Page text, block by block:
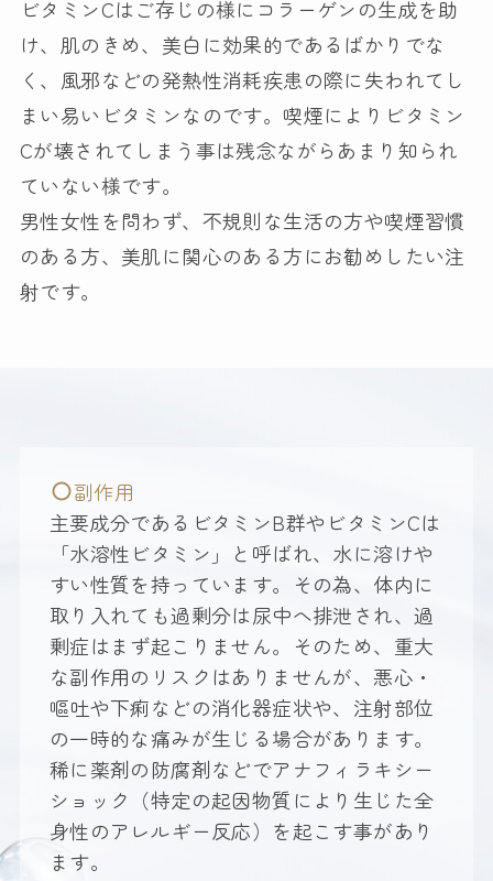
ビタミンCはご存じの様にコラーゲンの生成を助
け、肌のきめ、美白に効果的であるばかりでな
く、風邪などの発熱性消耗疾患の際に失われてし
まい易いビタミンなのです。喫煙によりビタミン
Cが壊されてしまう事は残念ながらあまり知られ
ていない様です。
男性女性を問わず、不規則な生活の方や喫煙習慣
のある方、美肌に関心のある方にお勧めしたい注
射です。
副作用
主要成分であるビタミンB群やビタミンCは
「水溶性ビタミン」と呼ばれ、水に溶けや
すい性質を持っています。その為、体内に
取り入れても過剰分は尿中へ排泄され、過
剰症はまず起こりません。そのため、重大
な副作用のリスクはありませんが、悪心・
嘔吐や下痢などの消化器症状や、注射部位
の一時的な痛みが生じる場合があります。
稀に薬剤の防腐剤などでアナフィラキシー
ショック（特定の起因物質により生じた全
身性のアレルギー反応）を起こす事があり
ます。